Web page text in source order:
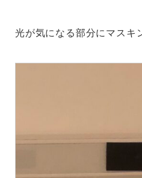
光が気になる部分にマスキ